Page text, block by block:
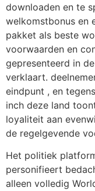
downloaden en te
welkomstbonus en
pakket als beste
voorwaarden en
gepresenteerd in
verklaart.
eindpunt , en
inch deze land
loyaliteit aan
de regelgevende
Het politiek
personifieert
alleen volledig